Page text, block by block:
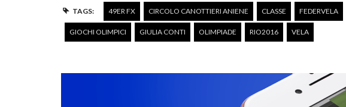
TAGS: 49ER FX CIRCOLO CANOTTIERI ANIENE CLASSE FEDERVELA
GIOCHI OLIMPICI GIULIA CONTI OLIMPIADE RIO2016 VELA